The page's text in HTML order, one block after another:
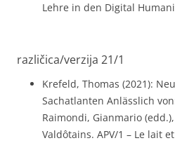
Lehre in den Digital
različica/verzija 21/1
Krefeld, Thomas (2021):
Sachatlanten Anlässlich
Raimondi, Gianmario
Valdôtains. APV/1 – Le lait